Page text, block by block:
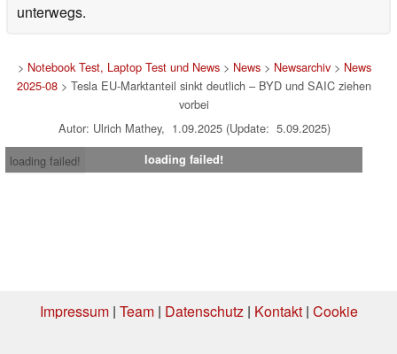
unterwegs.
> Notebook Test, Laptop Test und News> News> Newsarchiv> News
2025-08 > Tesla EU-Marktanteil sinkt deutlich – BYD und SAIC ziehen
vorbei
Autor: Ulrich Mathey, 1.09.2025 (Update: 5.09.2025)
loading failed!
loading failed!
Impressum| Team| Datenschutz| Kontakt| Cookie